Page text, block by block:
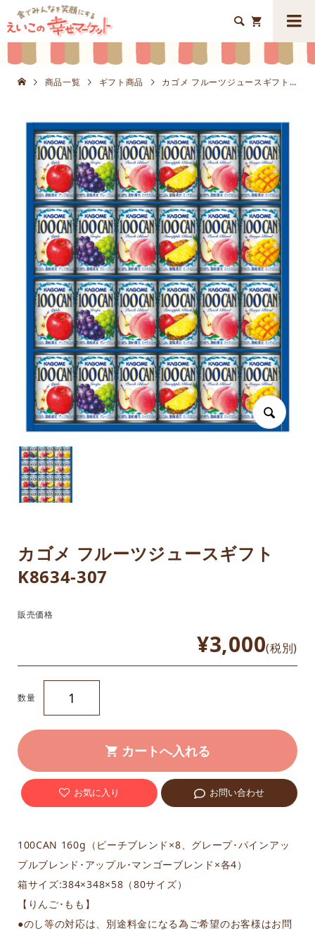


商品一覧 ギフト商品 カゴメ フルーツジュースギフトK8634-307
カゴメ フルーツジュースギフト
K8634-307
100CAN 160g（ピーチブレンド×8、グレープ･パインアッ
プルブレンド･アップル･マンゴーブレンド×各4）
箱サイズ:384×348×58（80サイズ）
【りんご･もも】
●のし等の対応は、別途料金になる為ご希望のお客様はお問
販売価格
¥3,000(税別)
数量
お気に入り お問い合わせ